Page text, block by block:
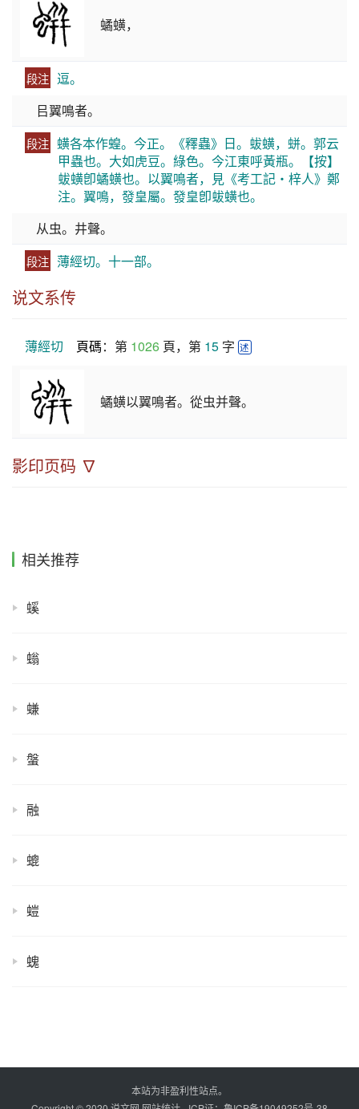
𧑐蟥，
段注 逗。
㠯翼鳴者。
段注 蟥各本作蝗。今正。《釋蟲》日。蛂蟥，蛢。郭云
甲蟲也。大如虎豆。綠色。今江東呼黃瓶。【按】
蛂蟥卽𧑐蟥也。以翼鳴者，見《考工記・梓人》鄭
注。翼鳴，發皇屬。發皇卽蛂蟥也。
从虫。井聲。
段注 薄經切。十一部。
说文系传
薄經切 頁碼：第 1026 頁，第 15 字 述
𧑐蟥以翼鳴者。從虫并聲。
影印页码 ∇
相关推荐
螇
螉
螊
螌
融
螕
螘
螝
本站为非盈利性站点。